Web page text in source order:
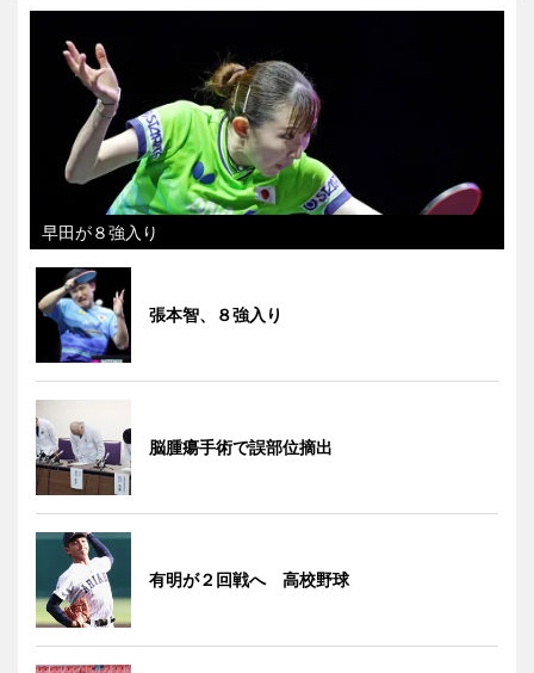
早田が８強入り
張本智、８強入り
脳腫瘍手術で誤部位摘出
有明が２回戦へ 高校野球